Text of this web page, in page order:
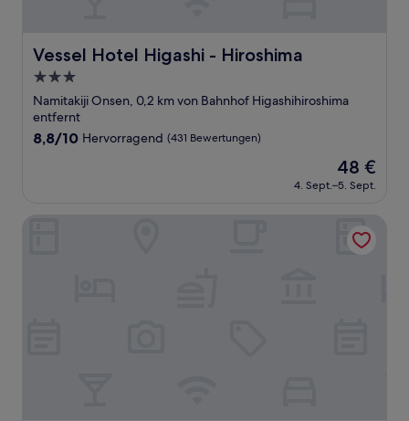
Vessel Hotel Higashi - Hiroshima
Vessel Hotel Higashi - Hiroshima
3.0-
Sterne-
Unterkunft
Namitakiji Onsen, 0,2 km von Bahnhof Higashihiroshima
entfernt
8.8
Bewertungen)
8,8/10 Hervorragend (431 Bewertungen)
Der
Preis
beträgt
48 €
4. Sept.–5. Sept.